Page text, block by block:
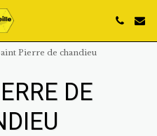
Pierre de chandieu
DE